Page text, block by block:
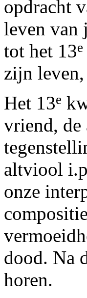
opdracht
leven van
tot het 13e
zijn
Het 13e
vriend,
altviool
onze
dood. Na
horen.